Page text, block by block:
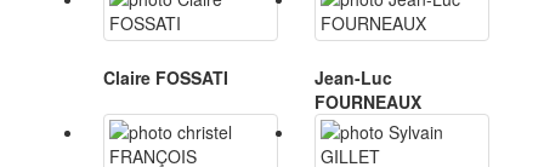
Claire FOSSATI
Jean-Luc
FOURNEAUX